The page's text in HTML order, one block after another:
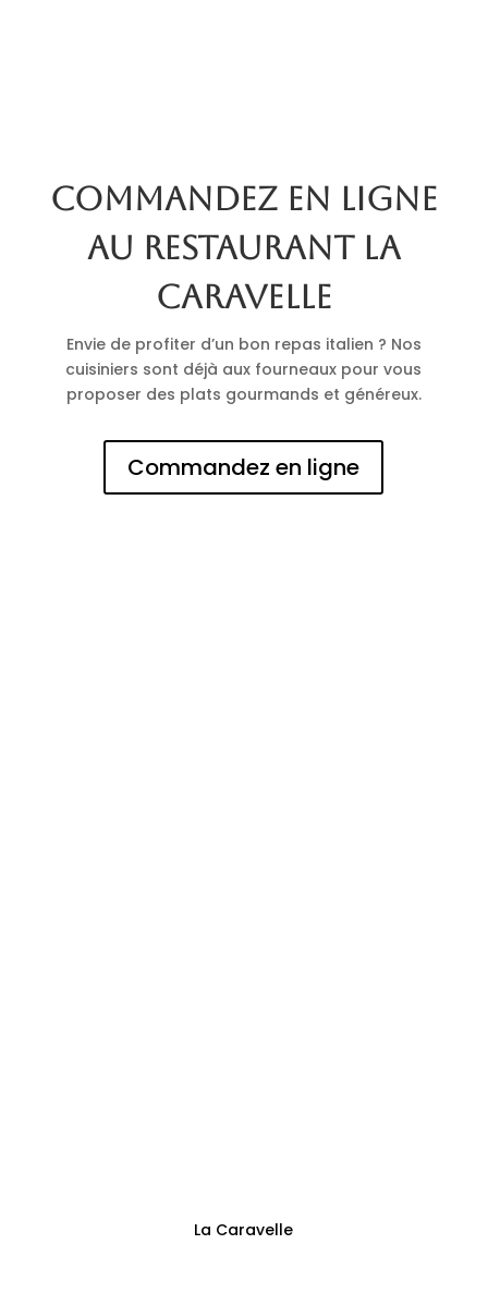
Commandez en ligne
au restaurant La
Caravelle
Envie de profiter d’un bon repas italien ? Nos
cuisiniers sont déjà aux fourneaux pour vous
proposer des plats gourmands et généreux.
Commandez en ligne
La Caravelle